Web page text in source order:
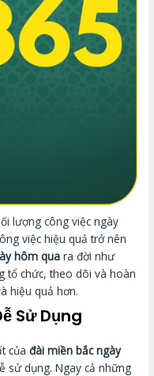
lượng công việc ngày
việc hiệu quả trở nên
hôm qua ra đời như
tổ chức, theo dõi và hoàn
hiệu quả hơn.
Sử Dụng
củađài miền bắc ngày
sử dụng. Ngay cả những